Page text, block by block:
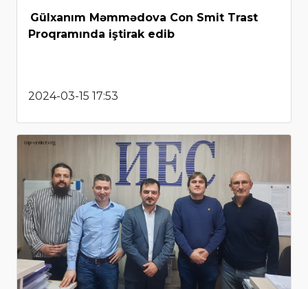
Gülxanım Məmmədova Con Smit Trast
Proqramında iştirak edib
2024-03-15 17:53